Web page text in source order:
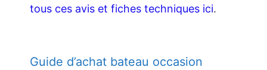
tous ces avis et fiches techniques ici.
Guide d’achat bateau occasion